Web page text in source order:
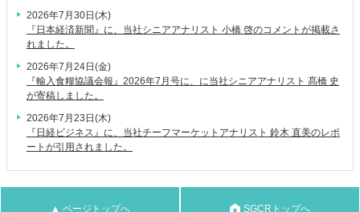
2026年7月30日(木)
『日本経済新聞』に、当社シニアアナリスト 小橋 啓のコメントが掲載さ
れました。
2026年7月24日(金)
『輸入食糧協議会報』2026年7月号に、に当社シニアアナリスト 髙橋 史
が寄稿しました。
2026年7月23日(木)
『日経ビジネス』に、当社チーフマーケットアナリスト 鈴木 直美のレポ
ートが引用されました。
▲ ページトップへ SGCRトップへ